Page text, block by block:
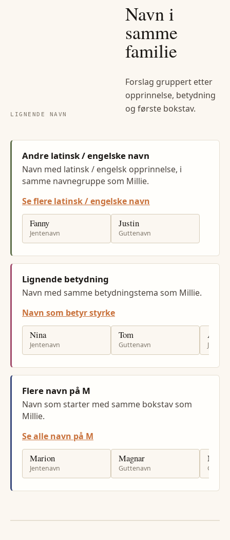
LIGNENDE NAVN
Navn i
samme
familie
Forslag gruppert etter
opprinnelse, betydning
og første bokstav.
Andre latinsk / engelske navn
Navn med latinsk / engelsk opprinnelse, i
samme navnegruppe som Millie.
Se flere latinsk / engelske navn
Fanny
Jentenavn
Justin
Guttenavn
Lignende betydning
Navn med samme betydningstema som Millie.
Navn som betyr styrke
Nina
Jentenavn
Tom
Guttenavn
Ann
Flere navn på M
Navn som starter med samme bokstav som
Millie.
Se alle navn på M
Marion
Jentenavn
Magnar
Guttenavn